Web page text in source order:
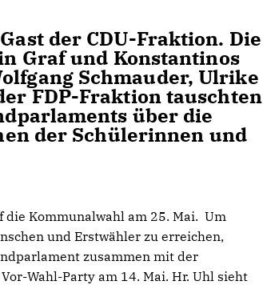
der CDU-Fraktion. Die
Graf und Konstantinos
Schmauder, Ulrike
FDP-Fraktion tauschten
über die
der Schülerinnen und
die Kommunalwahl am 25. Mai. Um
und Erstwähler zu erreichen,
zusammen mit der
Wahl-Party am 14. Mai. Hr. Uhl sieht